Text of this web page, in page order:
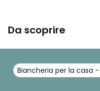
Da scoprire
Biancheria per la casa